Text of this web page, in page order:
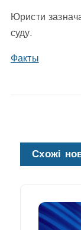
Юристи
суду.
Факты
Схожі